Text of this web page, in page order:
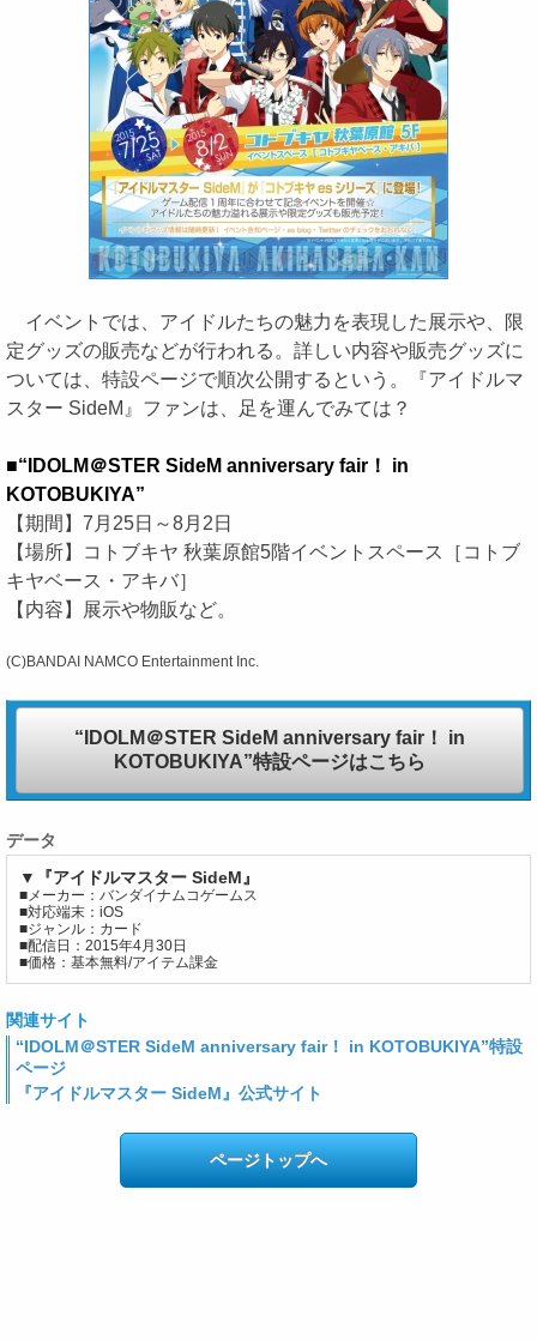
イベントでは、アイドルたちの魅力を表現した展示や、限
定グッズの販売などが行われる。詳しい内容や販売グッズに
ついては、特設ページで順次公開するという。『アイドルマ
スター SideM』ファンは、足を運んでみては？
■“IDOLM＠STER SideM anniversary fair！ in
KOTOBUKIYA”
【期間】7月25日～8月2日
【場所】コトブキヤ 秋葉原館5階イベントスペース［コトブ
キヤベース・アキバ］
【内容】展示や物販など。
(C)BANDAI NAMCO Entertainment Inc.
“IDOLM＠STER SideM anniversary fair！ in
KOTOBUKIYA”特設ページはこちら
データ
▼『アイドルマスター SideM』
■メーカー：バンダイナムコゲームス
■対応端末：iOS
■ジャンル：カード
■配信日：2015年4月30日
■価格：基本無料/アイテム課金
関連サイト
“IDOLM＠STER SideM anniversary fair！ in KOTOBUKIYA”特設
ページ
『アイドルマスター SideM』公式サイト
ページトップへ